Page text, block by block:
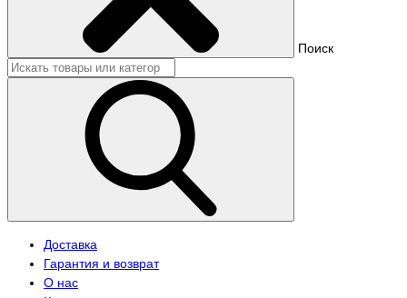
Поиск
Доставка
Гарантия и возврат
О нас